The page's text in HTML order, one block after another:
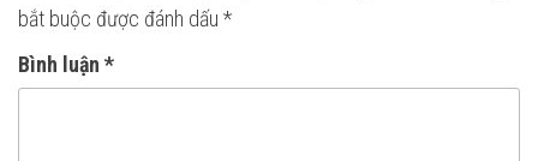
bắt buộc được đánh dấu *
Bình luận *